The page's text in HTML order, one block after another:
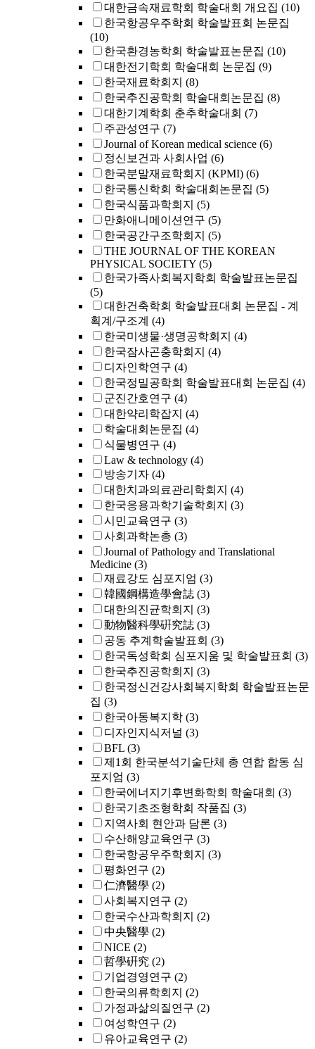
대한금속재료학회 학술대회 개요집 (10)
한국항공우주학회 학술발표회 논문집
(10)
한국환경농학회 학술발표논문집 (10)
대한전기학회 학술대회 논문집 (9)
한국재료학회지 (8)
한국추진공학회 학술대회논문집 (8)
대한기계학회 춘추학술대회 (7)
주관성연구 (7)
Journal of Korean medical science (6)
정신보건과 사회사업 (6)
한국분말재료학회지 (KPMI) (6)
한국통신학회 학술대회논문집 (5)
한국식품과학회지 (5)
만화애니메이션연구 (5)
한국공간구조학회지 (5)
THE JOURNAL OF THE KOREAN
PHYSICAL SOCIETY (5)
한국가족사회복지학회 학술발표논문집
(5)
대한건축학회 학술발표대회 논문집 - 계
획계/구조계 (4)
한국미생물·생명공학회지 (4)
한국잠사곤충학회지 (4)
디자인학연구 (4)
한국정밀공학회 학술발표대회 논문집 (4)
군진간호연구 (4)
대한약리학잡지 (4)
학술대회논문집 (4)
식물병연구 (4)
Law & technology (4)
방송기자 (4)
대한치과의료관리학회지 (4)
한국응용과학기술학회지 (3)
시민교육연구 (3)
사회과학논총 (3)
Journal of Pathology and Translational
Medicine (3)
재료강도 심포지엄 (3)
韓國鋼構造學會誌 (3)
대한의진균학회지 (3)
動物醫科學硏究誌 (3)
공동 추계학술발표회 (3)
한국독성학회 심포지움 및 학술발표회 (3)
한국추진공학회지 (3)
한국정신건강사회복지학회 학술발표논문
집 (3)
한국아동복지학 (3)
디자인지식저널 (3)
BFL (3)
제1회 한국분석기술단체 총 연합 합동 심
포지엄 (3)
한국에너지기후변화학회 학술대회 (3)
한국기초조형학회 작품집 (3)
지역사회 현안과 담론 (3)
수산해양교육연구 (3)
한국항공우주학회지 (3)
평화연구 (2)
仁濟醫學 (2)
사회복지연구 (2)
한국수산과학회지 (2)
中央醫學 (2)
NICE (2)
哲學硏究 (2)
기업경영연구 (2)
한국의류학회지 (2)
가정과삶의질연구 (2)
여성학연구 (2)
유아교육연구 (2)